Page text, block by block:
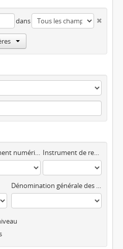
dans
Document numérique disponible Instrument de recherche
Dénomination générale des documents